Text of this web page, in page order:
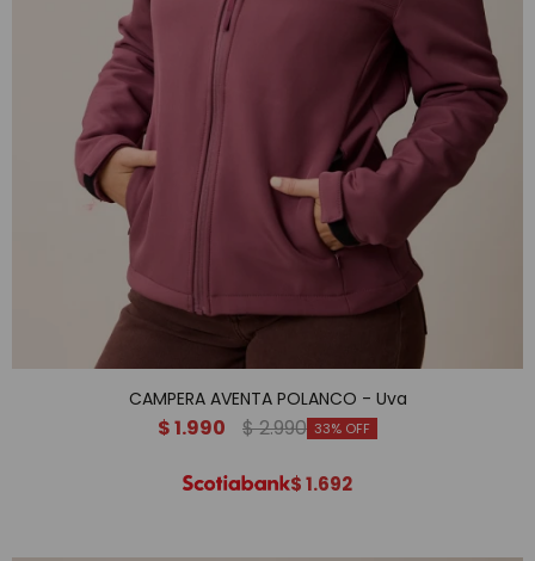
CAMPERA AVENTA POLANCO - Uva
$1.990 $2.990 33
$1.692